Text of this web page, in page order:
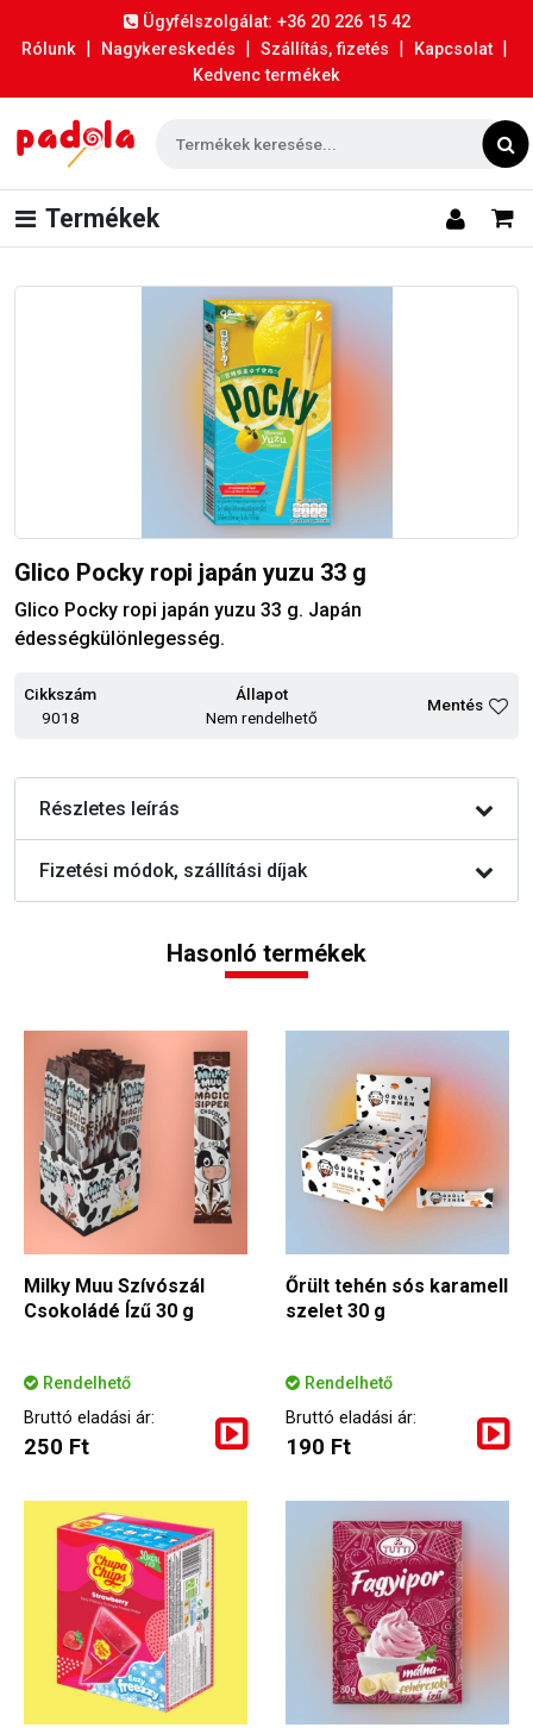
Ügyfélszolgálat: +36 20 226 15 42
Rólunk | Nagykereskedés | Szállítás, fizetés | Kapcsolat |
Kedvenc termékek
Termékek
Glico Pocky ropi japán yuzu 33 g
Glico Pocky ropi japán yuzu 33 g. Japán
édességkülönlegesség.
Cikkszám
9018
Állapot
Nem rendelhető
Mentés
Részletes leírás
Fizetési módok, szállítási díjak
Hasonló termékek
Milky Muu Szívószál
Csokoládé Ízű 30 g
Rendelhető
Bruttó eladási ár:
250 Ft
Őrült tehén sós karamell
szelet 30 g
Rendelhető
Bruttó eladási ár:
190 Ft